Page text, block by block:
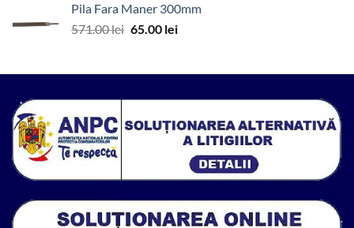
fost:
571.86 lei.
35.00 lei.
Pila Fara Maner 300mm
571.00lei Prețul
fost:
65.00 leiPrețul
65.00 lei.